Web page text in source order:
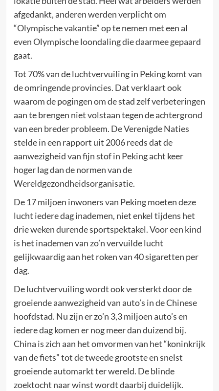
afgedankt, anderen werden verplicht om
“Olympische vakantie” op te nemen met een al
even Olympische loondaling die daarmee gepaard
gaat.
Tot 70% van de luchtvervuiling in Peking komt van
de omringende provincies. Dat verklaart ook
waarom de pogingen om de stad zelf verbeteringen
aan te brengen niet volstaan tegen de achtergrond
van een breder probleem. De Verenigde Naties
stelde in een rapport uit 2006 reeds dat de
aanwezigheid van fijn stof in Peking acht keer
hoger lag dan de normen van de
Wereldgezondheidsorganisatie.
De 17 miljoen inwoners van Peking moeten deze
lucht iedere dag inademen, niet enkel tijdens het
drie weken durende sportspektakel. Voor een kind
is het inademen van zo’n vervuilde lucht
gelijkwaardig aan het roken van 40 sigaretten per
dag.
De luchtvervuiling wordt ook versterkt door de
groeiende aanwezigheid van auto’s in de Chinese
hoofdstad. Nu zijn er zo’n 3,3 miljoen auto’s en
iedere dag komen er nog meer dan duizend bij.
China is zich aan het omvormen van het “koninkrijk
van de fiets” tot de tweede grootste en snelst
groeiende automarkt ter wereld. De blinde
zoektocht naar winst wordt daarbij duidelijk.